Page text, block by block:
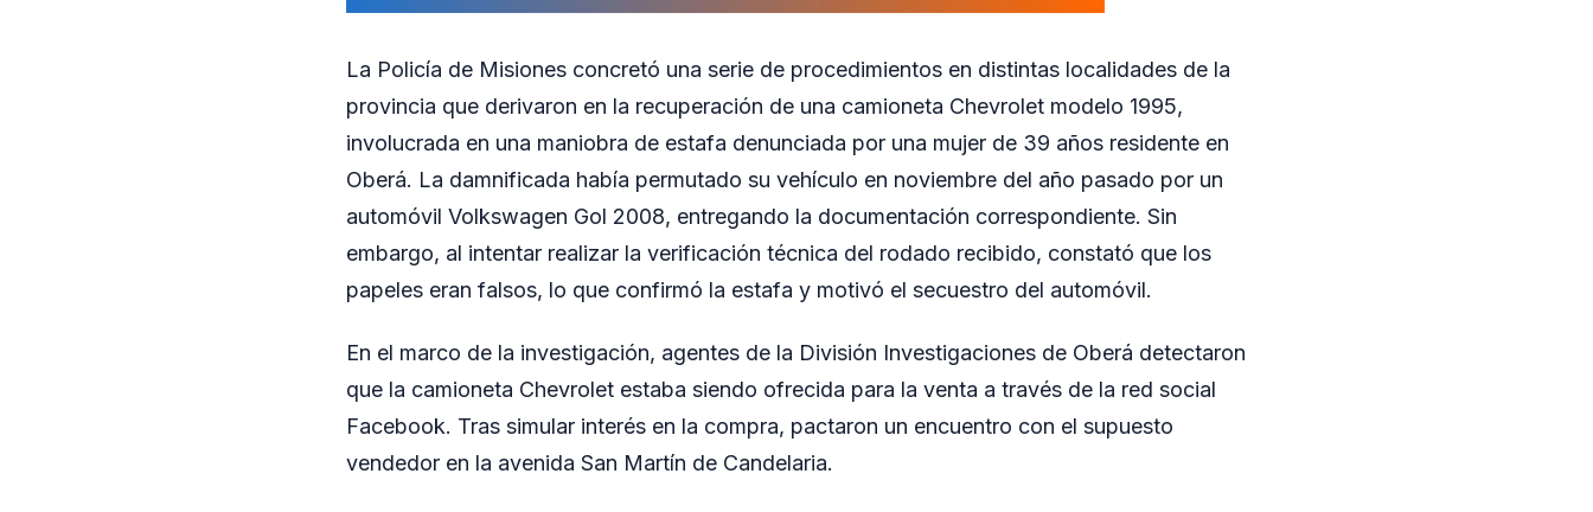
La Policía de Misiones concretó una serie de procedimientos en distintas localidades de la
provincia que derivaron en la recuperación de una camioneta Chevrolet modelo 1995,
involucrada en una maniobra de estafa denunciada por una mujer de 39 años residente en
Oberá. La damnificada había permutado su vehículo en noviembre del año pasado por un
automóvil Volkswagen Gol 2008, entregando la documentación correspondiente. Sin
embargo, al intentar realizar la verificación técnica del rodado recibido, constató que los
papeles eran falsos, lo que confirmó la estafa y motivó el secuestro del automóvil.
En el marco de la investigación, agentes de la División Investigaciones de Oberá detectaron
que la camioneta Chevrolet estaba siendo ofrecida para la venta a través de la red social
Facebook. Tras simular interés en la compra, pactaron un encuentro con el supuesto
vendedor en la avenida San Martín de Candelaria.